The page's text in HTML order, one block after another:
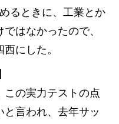
るときに、工業とか
はなかったので、
にした。
この実力テストの点
言われ、去年サッ